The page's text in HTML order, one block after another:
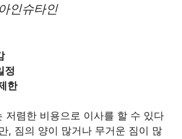
인슈타인
정
한
저렴한 비용으로 이사를 할 수 있다
, 짐의 양이 많거나 무거운 짐이 많